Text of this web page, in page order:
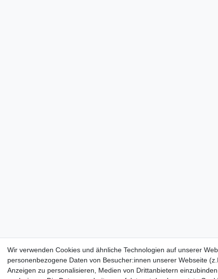
Wir verwenden Cookies und ähnliche Technologien auf unserer
personenbezogene Daten von Besucher:innen unserer Webseite
Anzeigen zu personalisieren, Medien von Drittanbietern